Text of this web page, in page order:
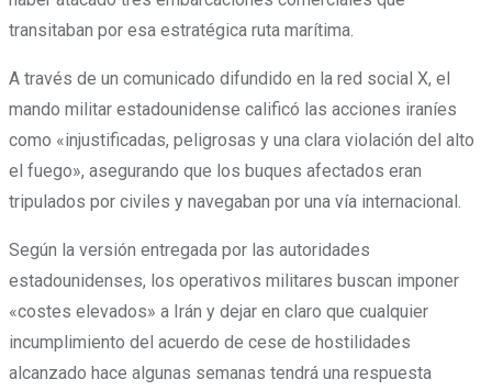
transitaban por esa estratégica ruta marítima.
A través de un comunicado difundido en la red social X, el
mando militar estadounidense calificó las acciones iraníes
como «injustificadas, peligrosas y una clara violación del alto
el fuego», asegurando que los buques afectados eran
tripulados por civiles y navegaban por una vía internacional.
Según la versión entregada por las autoridades
estadounidenses, los operativos militares buscan imponer
«costes elevados» a Irán y dejar en claro que cualquier
incumplimiento del acuerdo de cese de hostilidades
alcanzado hace algunas semanas tendrá una respuesta